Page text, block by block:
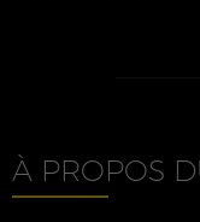
À PROPOS